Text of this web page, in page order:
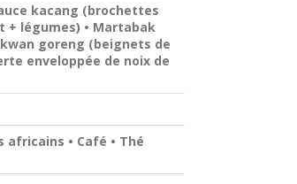
kacang (brochettes
+ légumes) • Martabak
goreng (beignets de
enveloppée de noix de
• Café • Thé